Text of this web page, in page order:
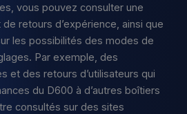
vous pouvez consulter une
retours d’expérience, ainsi que
les possibilités des modes de
Par exemple, des
et des retours d’utilisateurs qui
du D600 à d’autres boîtiers
consultés sur des sites